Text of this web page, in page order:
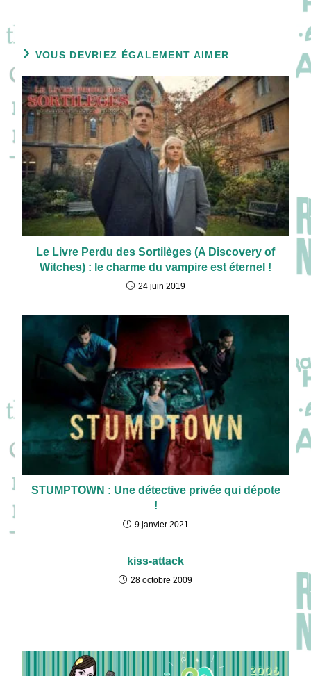
VOUS DEVRIEZ ÉGALEMENT AIMER
Le Livre Perdu des Sortilèges (A Discovery of
Witches) : le charme du vampire est éternel !
24 juin 2019
STUMPTOWN : Une détective privée qui dépote
!
9 janvier 2021
kiss-attack
28 octobre 2009